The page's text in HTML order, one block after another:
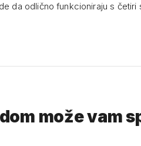
da odlično funkcioniraju s četiri
može vam